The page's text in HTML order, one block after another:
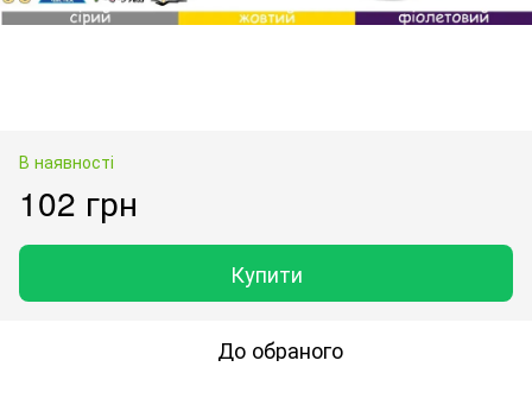
В наявності
102 грн
Купити
До обраного